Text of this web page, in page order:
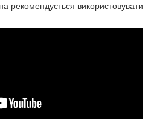
рекомендується використовувати